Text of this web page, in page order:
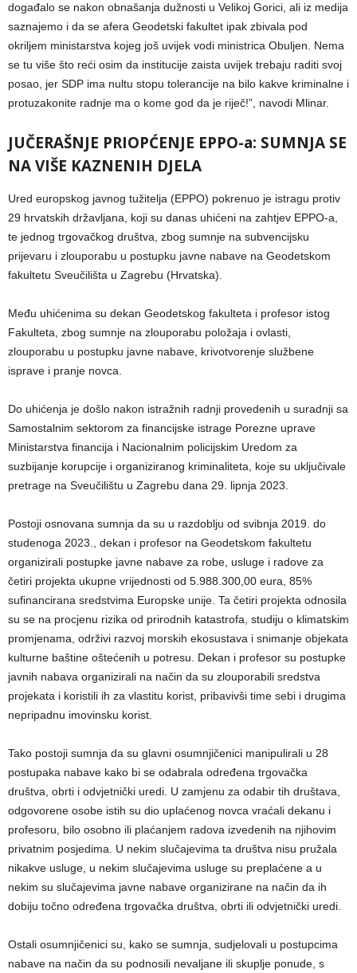
događalo se nakon obnašanja dužnosti u Velikoj Gorici, ali iz medija
saznajemo i da se afera Geodetski fakultet ipak zbivala pod
okriljem ministarstva kojeg još uvijek vodi ministrica Obuljen. Nema
se tu više što reći osim da institucije zaista uvijek trebaju raditi svoj
posao, jer SDP ima nultu stopu tolerancije na bilo kakve kriminalne i
protuzakonite radnje ma o kome god da je riječ!”, navodi Mlinar.
JUČERAŠNJE PRIOPĆENJE EPPO-a: SUMNJA SE
NA VIŠE KAZNENIH DJELA
Ured europskog javnog tužitelja (EPPO) pokrenuo je istragu protiv
29 hrvatskih državljana, koji su danas uhićeni na zahtjev EPPO-a,
te jednog trgovačkog društva, zbog sumnje na subvencijsku
prijevaru i zlouporabu u postupku javne nabave na Geodetskom
fakultetu Sveučilišta u Zagrebu (Hrvatska).
Među uhićenima su dekan Geodetskog fakulteta i profesor istog
Fakulteta, zbog sumnje na zlouporabu položaja i ovlasti,
zlouporabu u postupku javne nabave, krivotvorenje službene
isprave i pranje novca.
Do uhićenja je došlo nakon istražnih radnji provedenih u suradnji sa
Samostalnim sektorom za financijske istrage Porezne uprave
Ministarstva financija i Nacionalnim policijskim Uredom za
suzbijanje korupcije i organiziranog kriminaliteta, koje su uključivale
pretrage na Sveučilištu u Zagrebu dana 29. lipnja 2023.
Postoji osnovana sumnja da su u razdoblju od svibnja 2019. do
studenoga 2023., dekan i profesor na Geodetskom fakultetu
organizirali postupke javne nabave za robe, usluge i radove za
četiri projekta ukupne vrijednosti od 5.988.300,00 eura, 85%
sufinancirana sredstvima Europske unije. Ta četiri projekta odnosila
su se na procjenu rizika od prirodnih katastrofa, studiju o klimatskim
promjenama, održivi razvoj morskih ekosustava i snimanje objekata
kulturne baštine oštećenih u potresu. Dekan i profesor su postupke
javnih nabava organizirali na način da su zlouporabili sredstva
projekata i koristili ih za vlastitu korist, pribavivši time sebi i drugima
nepripadnu imovinsku korist.
Tako postoji sumnja da su glavni osumnjičenici manipulirali u 28
postupaka nabave kako bi se odabrala određena trgovačka
društva, obrti i odvjetnički uredi. U zamjenu za odabir tih društava,
odgovorene osobe istih su dio uplaćenog novca vraćali dekanu i
profesoru, bilo osobno ili plaćanjem radova izvedenih na njihovim
privatnim posjedima. U nekim slučajevima ta društva nisu pružala
nikakve usluge, u nekim slučajevima usluge su preplaćene a u
nekim su slučajevima javne nabave organizirane na način da ih
dobiju točno određena trgovačka društva, obrti ili odvjetnički uredi.
Ostali osumnjičenici su, kako se sumnja, sudjelovali u postupcima
nabave na način da su podnosili nevaljane ili skuplje ponude, s